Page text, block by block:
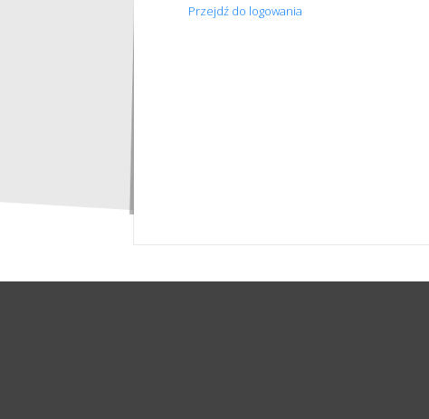
Przejdź do logowania